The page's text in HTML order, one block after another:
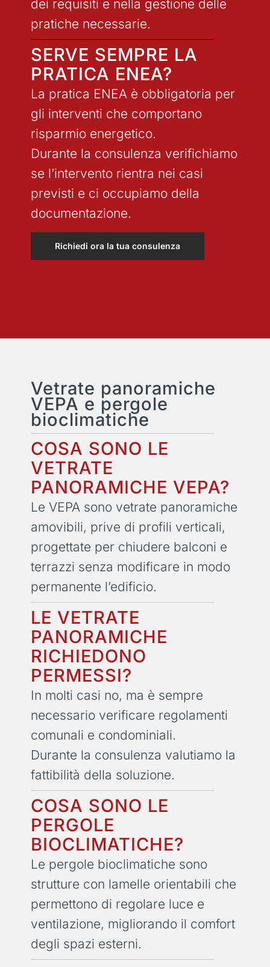
dei requisiti e nella gestione delle
pratiche necessarie.
SERVE SEMPRE LA
PRATICA ENEA?
La pratica ENEA è obbligatoria per
gli interventi che comportano
risparmio energetico.
Durante la consulenza verifichiamo
se l’intervento rientra nei casi
previsti e ci occupiamo della
documentazione.
Richiedi ora la tua consulenza
Vetrate panoramiche
VEPA e pergole
bioclimatiche
COSA SONO LE
VETRATE
PANORAMICHE VEPA?
Le VEPA sono vetrate panoramiche
amovibili, prive di profili verticali,
progettate per chiudere balconi e
terrazzi senza modificare in modo
permanente l’edificio.
LE VETRATE
PANORAMICHE
RICHIEDONO
PERMESSI?
In molti casi no, ma è sempre
necessario verificare regolamenti
comunali e condominiali.
Durante la consulenza valutiamo la
fattibilità della soluzione.
COSA SONO LE
PERGOLE
BIOCLIMATICHE?
Le pergole bioclimatiche sono
strutture con lamelle orientabili che
permettono di regolare luce e
ventilazione, migliorando il comfort
degli spazi esterni.